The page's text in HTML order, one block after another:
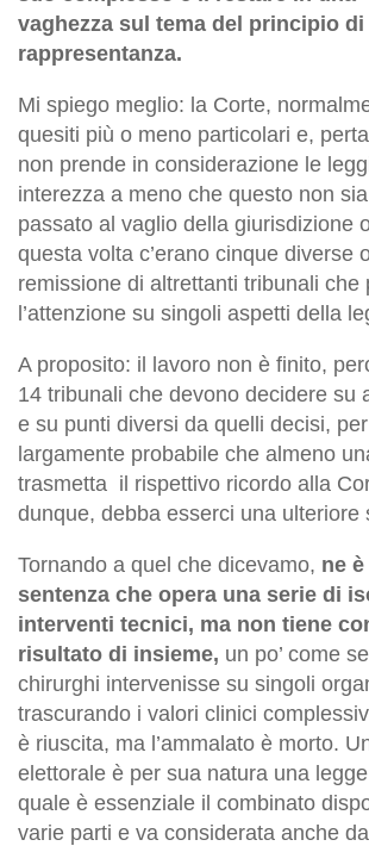
vaghezza sul tema del principio di
rappresentanza.
Mi spiego meglio: la Corte,
quesiti più o meno particolari e,
non prende in considerazione le
interezza a meno che questo non
passato al vaglio della giurisdizione
questa volta c’erano cinque diverse
remissione di altrettanti tribunali che
l’attenzione su singoli aspetti della
A proposito: il lavoro non è finito,
14 tribunali che devono decidere su
e su punti diversi da quelli decisi,
largamente probabile che almeno
trasmetta il rispettivo ricordo alla
dunque, debba esserci una ulteriore
Tornando a quel che dicevamo, ne
sentenza che opera una serie di
interventi tecnici, ma non tiene
risultato di insieme, un po’ come
chirurghi intervenisse su singoli
trascurando i valori clinici
è riuscita, ma l’ammalato è morto.
elettorale è per sua natura una
quale è essenziale il combinato
varie parti e va considerata anche